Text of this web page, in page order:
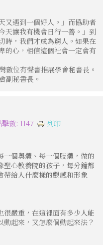
又遇到一個好人。」而協助者
天讓我有機會日行一善。」到
時，我們才成為窮人。如果在
的心，相信這個社會一定會有
數位有聲書推展學會秘書長。
副秘書長。
數: 1147 列印
個奧體、每一個肢體，做的
心教養院的孩子，每分鐘都
帶給人什麼樣的觀感和形象
嚴重，在這裡面有多少人能
起來，又怎麼個動起來法？